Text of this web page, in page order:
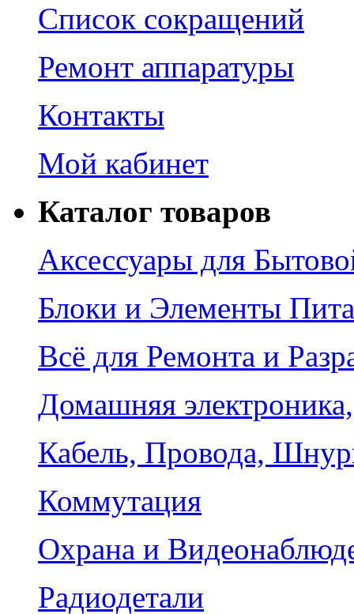
Список сокращений
Ремонт аппаратуры
Контакты
Мой кабинет
Каталог товаров
Аксессуары для
Блоки и Элементы
Всё для Ремонта и
Домашняя
Кабель, Провода,
Коммутация
Охрана и
Радиодетали